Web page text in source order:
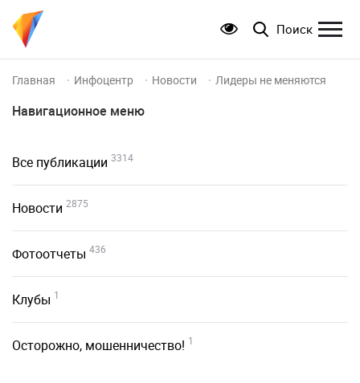
Поиск
Главная Инфоцентр Новости Лидеры не меняются
Навигационное меню
Все публикации 3314
Новости 2875
Фотоотчеты 436
Клубы 1
Осторожно, мошенничество! 1